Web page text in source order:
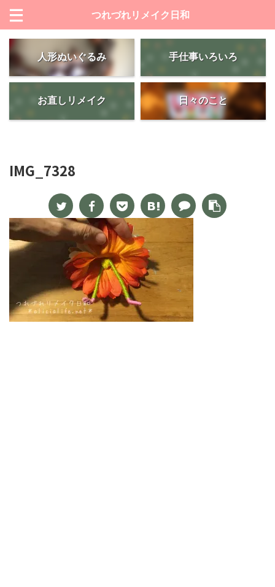
つれづれリメイク日和
人形ぬいぐるみ 手仕事いろいろ
お直しリメイク 日々のこと
IMG_7328